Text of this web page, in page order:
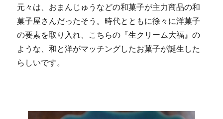
元々は、おまんじゅうなどの和菓子が主力商品の和
菓子屋さんだったそう。時代とともに徐々に洋菓子
の要素を取り入れ、こちらの『生クリーム大福』の
ような、和と洋がマッチングしたお菓子が誕生した
らしいです。